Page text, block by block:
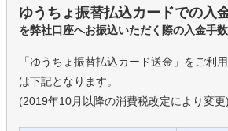
ゆうちょ振替払込カードでの入
を弊社口座へお振込いただく際の入金手数
「ゆうちょ振替払込カード送金」をご利
は下記となります。
(2019年10月以降の消費税改定により変更)